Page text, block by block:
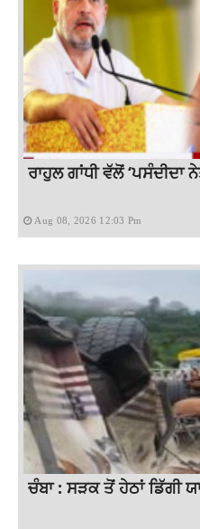
ਰਾਹੁਲ ਗਾਂਧੀ ਵੱਲੋਂ ‘ਪਸੰਦੀਦਾ
Aug 08, 2026 12:03 Pm
ਚੰਬਾ : ਸੜਕ ਤੋਂ ਹੇਠਾਂ ਡਿੱਗੀ